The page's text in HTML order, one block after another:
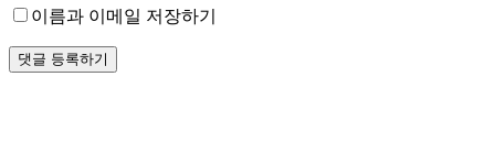
이름과 이메일 저장하기